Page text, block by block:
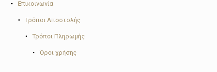
• Επικοινωνία
• Τρόποι Αποστολής
• Τρόποι Πληρωμής
• Όροι χρήσης